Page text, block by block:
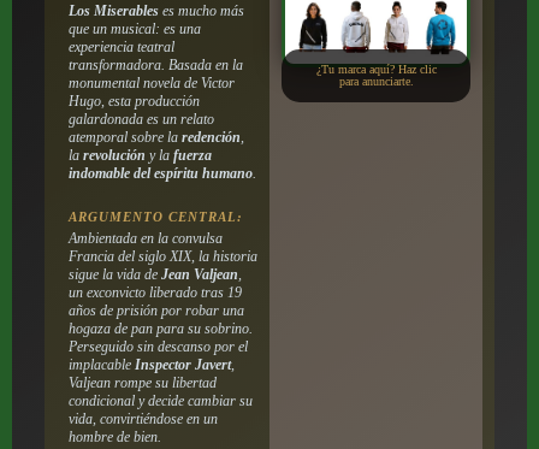
Los Miserableses mucho más
que un musical: es una
experiencia teatral
transformadora. Basada en la
monumental novela de Victor
Hugo, esta producción
galardonada es un relato
atemporal sobre la redención,
la revolución y la fuerza
indomable del espíritu humano.
ARGUMENTO CENTRAL:
Ambientada en la convulsa
Francia del siglo XIX, la historia
sigue la vida de Jean Valjean,
un exconvicto liberado tras 19
años de prisión por robar una
hogaza de pan para su sobrino.
Perseguido sin descanso por el
implacable Inspector Javert,
Valjean rompe su libertad
condicional y decide cambiar su
vida, convirtiéndose en un
hombre de bien.
¿Tu marca aquí? Haz clic
para anunciarte.